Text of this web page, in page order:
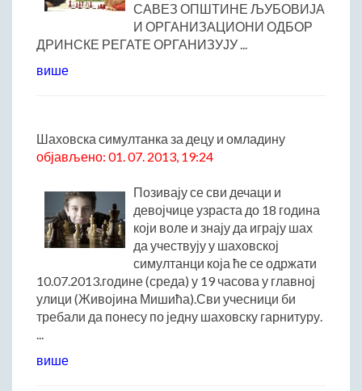
Љубовија
Љубовија некад
ТУРИЗАМ
Римски мост
Кањон Трешњице
Мали и Велики град
Манастир Св. Николај Српски
Манастир Свете Тројице
САВЕЗ ОПШТИНЕ ЉУБОВИЈА
И ОРГАНИЗАЦИОНИ ОДБОР
ДРИНСКЕ РЕГАТЕ ОРГАНИЗУЈУ ...
више
Шаховска симултанка за децу и омладину
објављено: 01. 07. 2013, 19:24
Позивају се сви дечаци и
девојчице узраста до 18 година
који воле и знају да играју шах
да учествују у шаховској
симултанци која ће се одржати
10.07.2013.године (среда) у 19 часова у главној
улици (Живојина Мишића).Сви учесници би
требали да понесу по једну шаховску гарнитуру.
...
више